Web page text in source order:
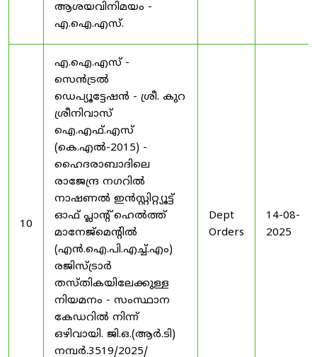
ആശയവിനിമയം -
എ.ഐ.എസ്.
10
എ.ഐ.എസ് -
സെൻട്രൽ
ഡെപ്യൂട്ടേഷൻ - ശ്രീ. കുറ
ശ്രീനിവാസ്
ഐ.എഫ്.എസ്
(കെ.എൽ-2015) -
ഹൈദരാബാദിലെ
രാജേന്ദ്ര നഗറിൽ
നാഷണൽ ഇൻസ്റ്റിറ്റ്യൂട്ട്
ഓഫ് പ്ലാന്റ് ഹെൽത്ത്
മാനേജ്‌മെന്റിൽ
(എൻ.ഐ.പി.എച്ച്.എം)
രജിസ്ട്രാർ
തസ്തികയിലേക്കുള്ള
നിയമനം - സംസ്ഥാന
കേഡറിൽ നിന്ന്
ഒഴിവായി. ജി.ഒ.(ആർ.ടി)
നമ്പർ.3519/2025/
Dept
Orders
14-08-
2025